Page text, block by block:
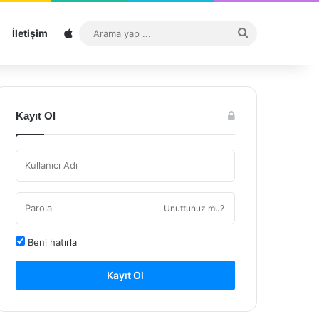
İletişim Sitemap
...
Kayıt Ol
Unuttunuz mu?
Beni hatırla
Kayıt Ol